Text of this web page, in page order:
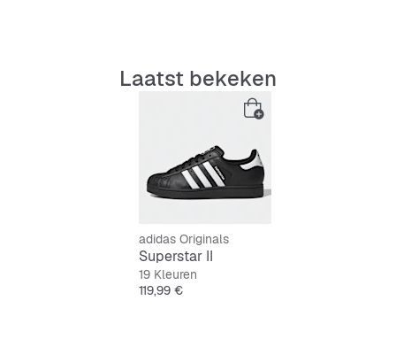
Bovenmateriaal van leer
Gevoerde tong
Laatst bekeken
adidas Originals
Superstar II
19 Kleuren
Prijs
119,99 €